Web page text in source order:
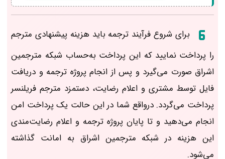
برای شروع فرآیند ترجمه باید هزینه پیشنهادی مترجم
را پرداخت نمایید که این پرداخت به‌حساب شبکه مترجمین
اشراق صورت می‌گیرد و پس از انجام پروژه ترجمه و دریافت
فایل توسط مشتری و اعلام رضایت، دستمزد مترجم فریلنسر
پرداخت می‌گردد. درواقع شما در این حالت یک پرداخت امن
انجام می‌دهید و تا پایان پروژه ترجمه و اعلام رضایت‌مندی
این هزینه در شبکه مترجمین اشراق به امانت گذاشته
می‌شود.